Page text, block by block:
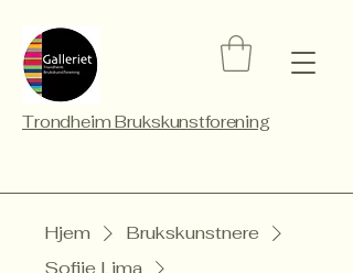
Trondheim Brukskunstforening
Hjem
Brukskunstnere